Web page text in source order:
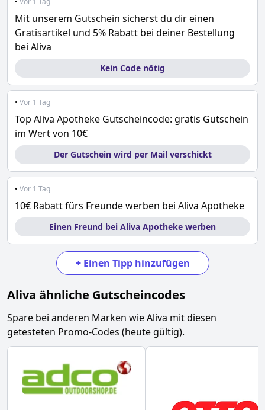
Mit unserem Gutschein sicherst du dir einen
Gratisartikel und 5% Rabatt bei deiner Bestellung
bei Aliva
Kein Code nötig
• Vor 1 Tag
Top Aliva Apotheke Gutscheincode: gratis Gutschein
im Wert von 10€
Der Gutschein wird per Mail verschickt
• Vor 1 Tag
10€ Rabatt fürs Freunde werben bei Aliva Apotheke
Einen Freund bei Aliva Apotheke werben
+ Einen Tipp hinzufügen
Aliva ähnliche Gutscheincodes
Spare bei anderen Marken wieAliva mit diesen
getesteten Promo-Codes (heute gültig).